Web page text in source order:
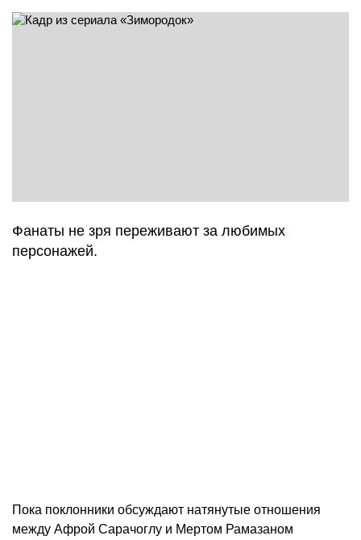
Фанаты не зря переживают за любимых
персонажей.
Пока поклонники обсуждают натянутые отношения
между Афрой Сарачоглу и Мертом Рамазаном